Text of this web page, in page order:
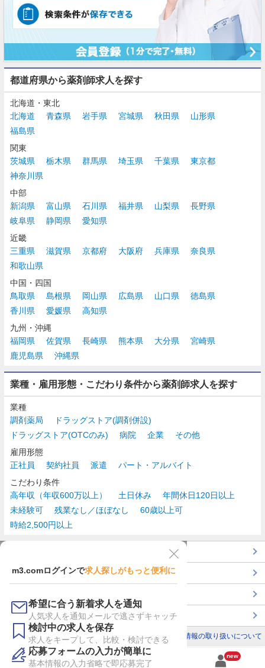
都道府県から薬剤師求人を探す
北海道・東北
北海道
青森県 岩手県 宮城県 秋田県
山形県
福島県
関東
茨城県
栃木県 群馬県 埼玉県 千葉県
東京都
神奈川県
中部
新潟県
富山県 石川県 福井県 山梨県
長野県
岐阜県
静岡県
愛知県
近畿
三重県
滋賀県 京都府 大阪府 兵庫県
奈良県
和歌山県
中国・四国
鳥取県
島根県 岡山県 広島県 山口県
徳島県
香川県
愛媛県
高知県
九州・沖縄
福岡県
佐賀県 長崎県 熊本県 大分県
宮崎県
鹿児島県
沖縄県
業種・雇用形態・こだわり条件から薬剤師求人を探す
業種
調剤薬局
ドラッグストア(調剤併設)
ドラッグストア(OTCのみ)
病院 企業
その他
雇用形態
正社員
契約社員 派遣
パート・アルバイト
こだわり条件
高年収（年収600万以上）
土日休み
年間休日120日以上
未経験可
残業なし／ほぼなし
60歳以上可
時給2,500円以上
new
m3.comログインで求人探しがもっと便利に
希望に合う新着求人を通知
人気求人を通知メールで逃さずキャッチ
検討中の求人を保存
求人をキープして、比較・検討できる
応募フォームの入力が簡単に
基本情報の入力省略で即応募完了
最近チェックした求人一覧
コンサルタントに転職相談
利用規約 個人情報の取り扱いについて